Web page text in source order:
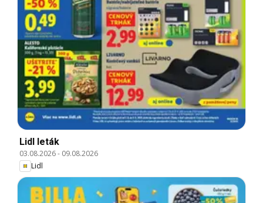
Lidl leták
03.08.2026- 09.08.2026
Lidl